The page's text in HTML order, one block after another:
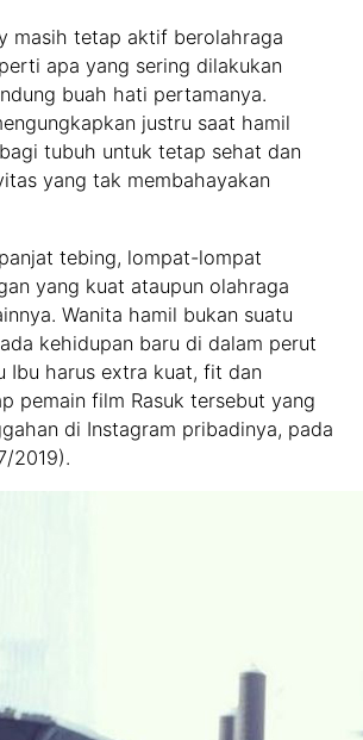
masih tetap aktif berolahraga
apa yang sering dilakukan
buah hati pertamanya.
justru saat hamil
tubuh untuk tetap sehat dan
yang tak membahayakan
tebing, lompat-lompat
yang kuat ataupun olahraga
Wanita hamil bukan suatu
kehidupan baru di dalam perut
Ibu harus extra kuat, fit dan
pemain film Rasuk tersebut yang
di Instagram pribadinya, pada
2019).